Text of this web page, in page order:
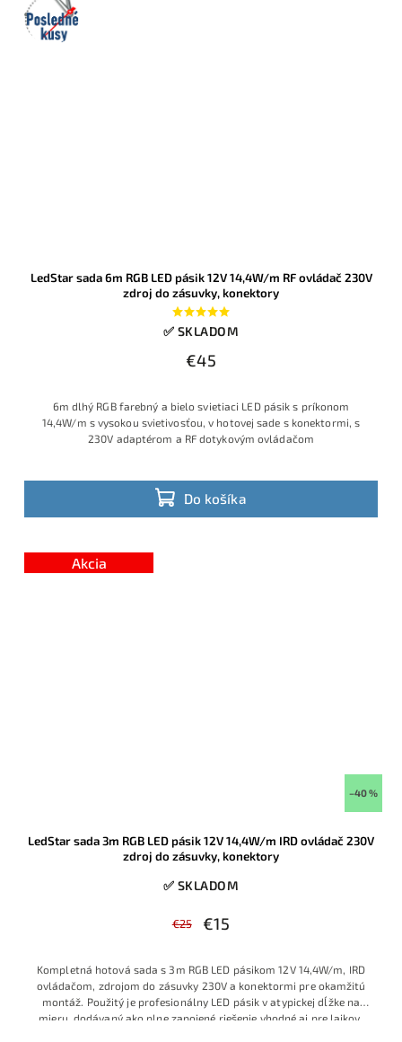
kusy
LedStar sada 6m RGB LED pásik 12V 14,4W/m RF ovládač 230V
zdroj do zásuvky, konektory
✅ SKLADOM
€45
Do košíka
6m dlhý RGB farebný a bielo svietiaci LED pásik s príkonom
14,4W/m s vysokou svietivosťou, v hotovej sade s konektormi, s
230V adaptérom a RF dotykovým ovládačom
Akcia
–40 %
LedStar sada 3m RGB LED pásik 12V 14,4W/m IRD ovládač 230V
zdroj do zásuvky, konektory
✅ SKLADOM
€25 €15
Kompletná hotová sada s 3m RGB LED pásikom 12V 14,4W/m, IRD
ovládačom, zdrojom do zásuvky 230V a konektormi pre okamžitú
montáž. Použitý je profesionálny LED pásik v atypickej dĺžke na
mieru, dodávaný ako plne zapojené riešenie vhodné aj pre laikov,